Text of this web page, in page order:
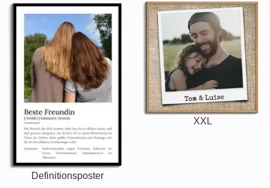
Definitionsposter
XXL